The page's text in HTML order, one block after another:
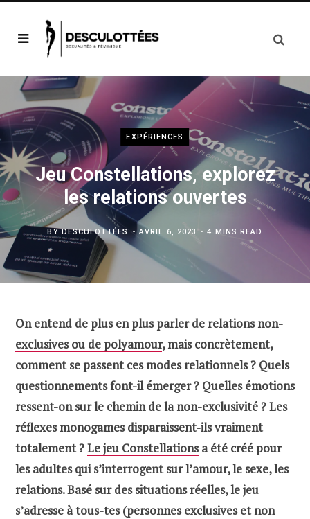
EXPÉRIENCES
Jeu Constellations, explorez
les relations ouvertes
BYDESCULOTTÉES AVRIL 6, 2023 4 MINS READ
On entend de plus en plus parler de relations non-
exclusives ou de polyamour, mais concrètement,
comment se passent ces modes relationnels ? Quels
questionnements font-il émerger ? Quelles émotions
ressent-on sur le chemin de la non-exclusivité ? Les
réflexes monogames disparaissent-ils vraiment
totalement ?Le jeu Constellationsa été créé pour
les adultes qui s’interrogent sur l’amour, le sexe, les
relations. Basé sur des situations réelles, le jeu
s’adresse à tous-tes (personnes exclusives et non